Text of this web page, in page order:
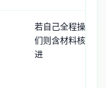
若自己全程操作无
们则含材料核对、
进